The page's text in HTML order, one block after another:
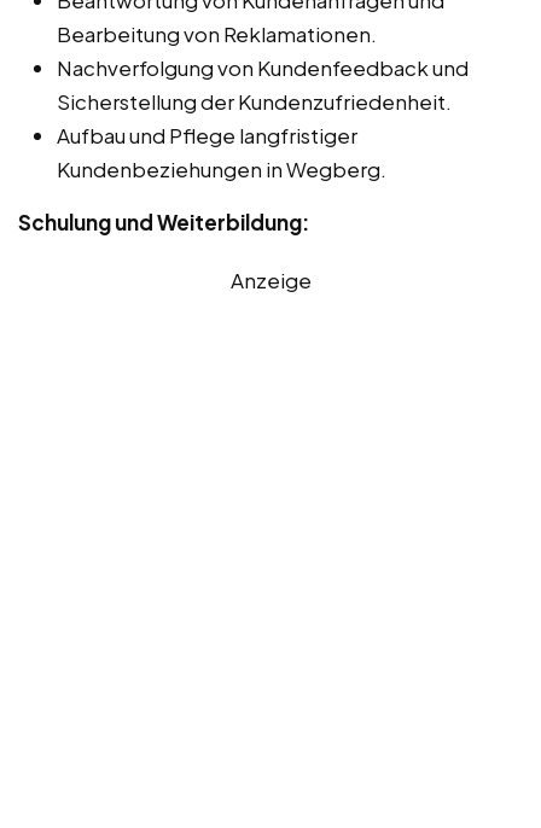
Bearbeitung von Reklamationen.
Nachverfolgung von Kundenfeedback und
Sicherstellung der Kundenzufriedenheit.
Aufbau und Pflege langfristiger
Kundenbeziehungen in Wegberg.
Schulung und Weiterbildung:
Anzeige